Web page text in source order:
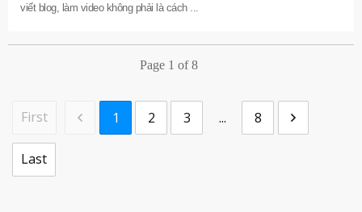
viết blog, làm video không phải là cách
Page 1 of8
First 1 2 3 ... 8
Last